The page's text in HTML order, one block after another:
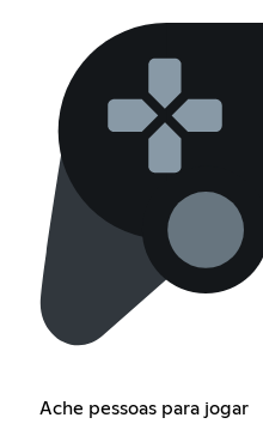
Ache pessoas para jogar